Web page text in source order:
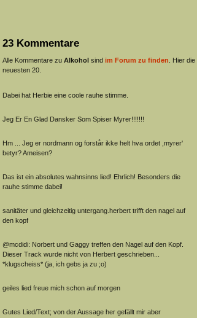
23 Kommentare
Alle Kommentare zu Alkoholsind im Forum zu finden . Hier die
neuesten 20.
Dabei hat Herbie eine coole rauhe stimme.
Jeg Er En Glad Dansker Som Spiser Myrer!!!!!!!
Hm ... Jeg er nordmann og forstår ikke helt hva ordet ,myrer'
betyr? Ameisen?
Das ist ein absolutes wahnsinns lied! Ehrlich! Besonders die
rauhe stimme dabei!
sanitäter und gleichzeitig untergang.herbert trifft den nagel auf
den kopf
@mcdidi: Norbert und Gaggy treffen den Nagel auf den Kopf.
Dieser Track wurde nicht von Herbert geschrieben...
*klugscheiss* (ja, ich gebs ja zu ;o)
geiles lied freue mich schon auf morgen
Gutes Lied/Text; von der Aussage her gefällt mir aber